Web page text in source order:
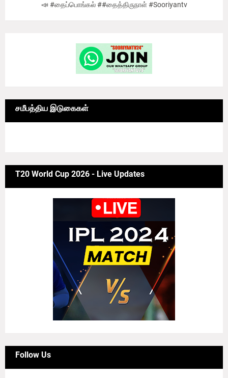
📣 #தைப்பொங்கல் ##தைத்திருநாள் #Sooriyantv
சமீபத்திய இடுகைகள்
T20 World Cup 2026 - Live Updates
Follow Us